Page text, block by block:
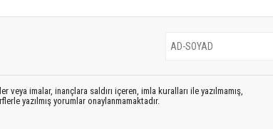
imalar, inançlara saldırı içeren, imla kuralları ile yazılmamış,
yazılmış yorumlar onaylanmamaktadır.